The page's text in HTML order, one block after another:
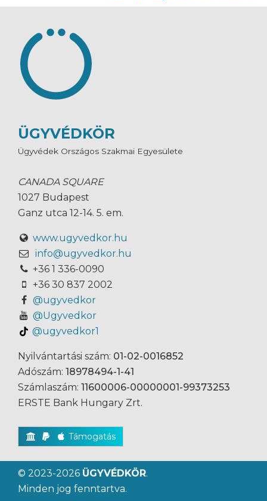
ÜGYVÉDKÖR
Ügyvédek Országos Szakmai Egyesülete
CANADA SQUARE
1027 Budapest
Ganz utca 12-14. 5. em.
www.ugyvedkor.hu
info@ugyvedkor.hu
+36 1 336-0090
+36 30 837 2002
@ugyvedkor
@Ugyvedkor
@ugyvedkor1
Nyilvántartási szám: 01-02-0016852
Adószám: 18978494-1-41
Számlaszám: 11600006-00000001-99373253
ERSTE Bank Hungary Zrt.
Támogatás
© 2023-2026 ÜGYVÉDKÖR.
Minden jog fenntartva.